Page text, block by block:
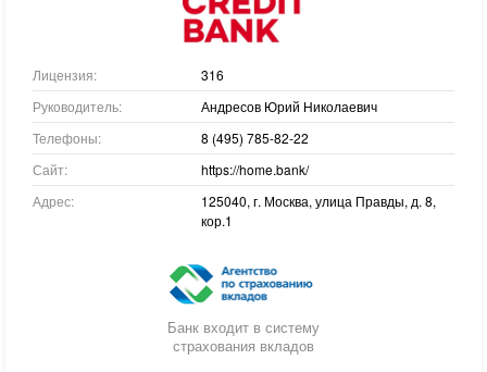
Лицензия:
316
Руководитель:
Андресов Юрий Николаевич
Телефоны:
8 (495) 785-82-22
Сайт:
https://home.bank/
Адрес:
125040, г. Москва, улица Правды, д. 8,
кор.1
Банк входит в систему
страхования вкладов